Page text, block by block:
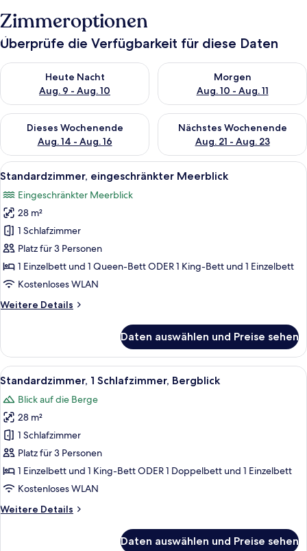
Zimmeroptionen
Überprüfe die Verfügbarkeit für diese Daten
Heute Nacht
Aug. 9 - Aug. 10
Überprüfe die Verfügbarkeit für heute Nacht, Aug. 9 - Aug.
Morgen
Aug. 10 - Aug. 11
Überprüfe die Verfügbarkeit
Dieses Wochenende
Aug. 14 - Aug. 16
Überprüfe die Verfügbarkeit für dieses Wochenende, Aug. 14
Nächstes Wochenende
Aug. 21 - Aug. 23
Überprüfe die Verfügbarkeit
Alle
Fotos
für
Standardzimmer,
eingeschränkter
Meerblick
anzeigen
Ein Hotelzimmer mit einem großen
13
Standardzimmer, eingeschränkter Meerblick
Eingeschränkter Meerblick
28 m²
1 Schlafzimmer
Platz für 3 Personen
1 Einzelbett und 1 Queen-Bett ODER 1 King-Bett und 1 Einzelbett
Kostenloses WLAN
Weitere Details
Weitere
eingeschränkter
Meerblick
Daten auswählen und Preise sehen
Alle
Fotos
für
Standardzimmer,
Schlafzimmer,
Bergblick
anzeigen
Ein Hotelzimmer mit einem großen
11
Standardzimmer, 1 Schlafzimmer, Bergblick
Blick auf die Berge
28 m²
1 Schlafzimmer
Platz für 3 Personen
1 Einzelbett und 1 King-Bett ODER 1 Doppelbett und 1 Einzelbett
Kostenloses WLAN
Weitere Details
Weitere
Daten auswählen und Preise sehen